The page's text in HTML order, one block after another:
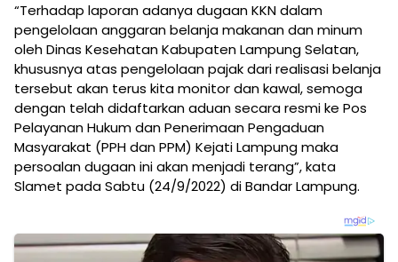
“Terhadap laporan adanya dugaan KKN dalam
pengelolaan anggaran belanja makanan dan minum
oleh Dinas Kesehatan Kabupaten Lampung Selatan,
khususnya atas pengelolaan pajak dari realisasi belanja
tersebut akan terus kita monitor dan kawal, semoga
dengan telah didaftarkan aduan secara resmi ke Pos
Pelayanan Hukum dan Penerimaan Pengaduan
Masyarakat (PPH dan PPM) Kejati Lampung maka
persoalan dugaan ini akan menjadi terang”, kata
Slamet pada Sabtu (24/9/2022) di Bandar Lampung.